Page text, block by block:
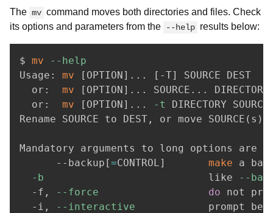
The mv command moves both directories and files. Check
its options and parameters from the
--help results below:
$ mv
--help
Usage: mv [ OPTION] .. . [ -T]
SOURCE DEST
  or:
mv [ OPTION] .. . SOURCE .. . DIRECTORY
  or:
mv [ OPTION] .. . -t DIRECTORY SOURCE
Rename SOURCE to DEST, or move SOURCE ( s )
Mandatory arguments to long options are
      --backup
[=CONTROL] make a
-b
                           like
--
  -f,
--force do not
  -i,
--interactive
prompt